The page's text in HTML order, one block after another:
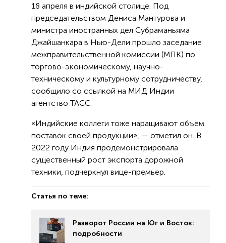
18 апреля в индийской столице. Под
председательством Дениса Мантурова и
министра иностранных дел Субраманьяма
Джайшанкара в Нью-Дели прошло заседание
межправительственной комиссии (МПК) по
торгово-экономическому, научно-
техническому и культурному сотрудничеству,
сообщило со ссылкой на МИД Индии
агентство ТАСС.
«Индийские коллеги тоже наращивают объем
поставок своей продукции», — отметил он. В
2022 году Индия продемонстрировала
существенный рост экспорта дорожной
техники, подчеркнул вице-премьер.
Статья по теме:
Разворот России на Юг и Восток:
подробности